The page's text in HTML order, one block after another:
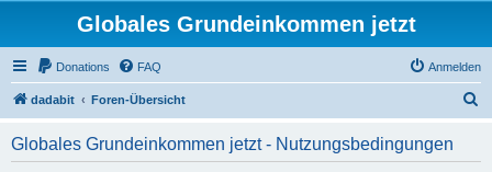
Globales Grundeinkommen jetzt
Donations FAQ Anmelden
dadabit Foren-Übersicht
Globales Grundeinkommen jetzt - Nutzungsbedingungen